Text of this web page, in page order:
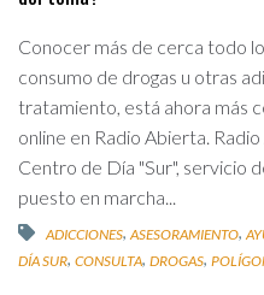
Conocer más de cerca todo
consumo de drogas u otras
tratamiento, está ahora más
online en Radio Abierta.
Centro de Día "Sur", servicio
puesto en marcha...
ADICCIONES, ASESORAMIENTO,
DÍA SUR, CONSULTA, DROGAS,